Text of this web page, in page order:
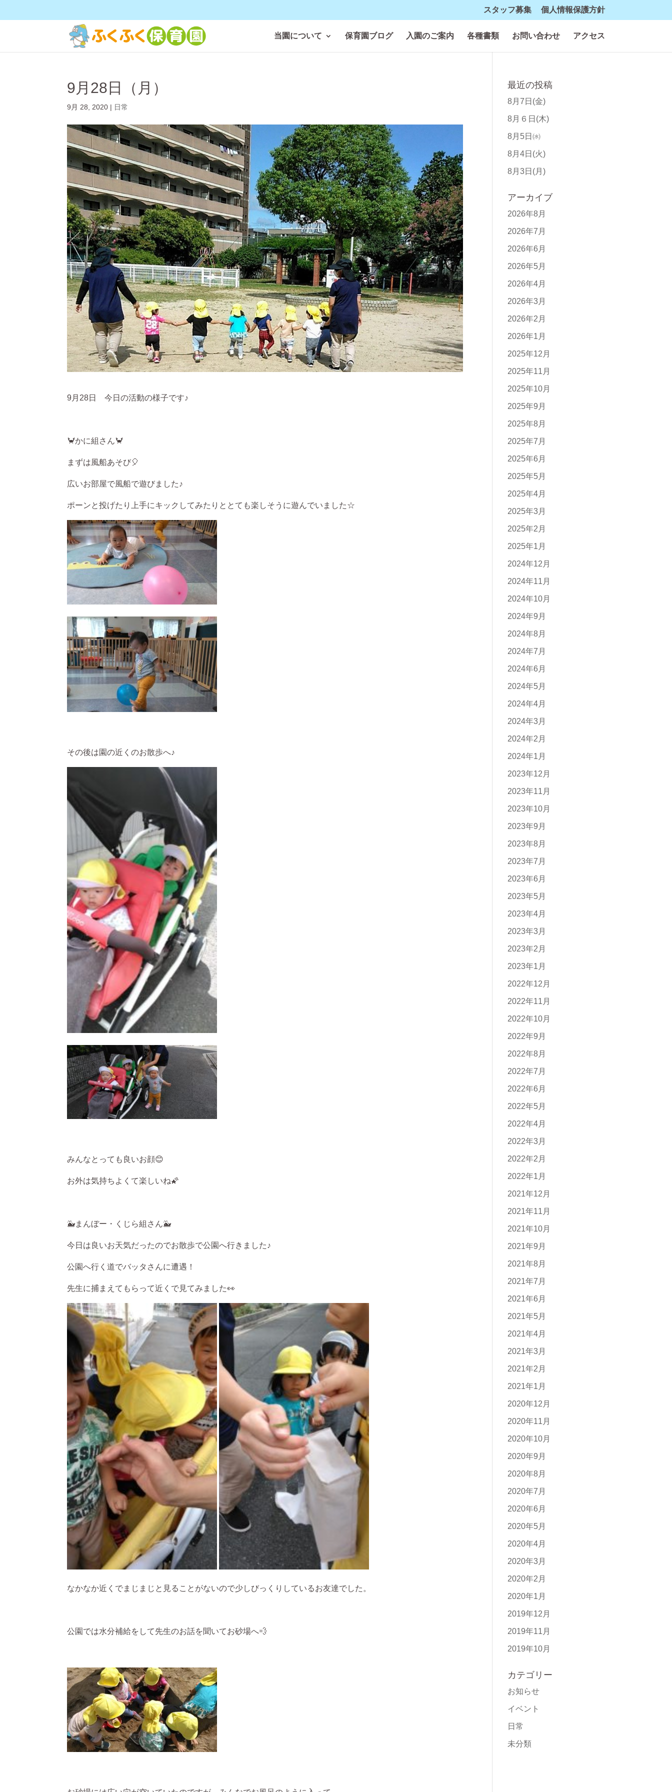
スタッフ募集 個人情報保護方針
当園について 保育園ブログ 入園のご案内 各種書類 お問い合わせ アクセス
9月28日（月）
9月 28, 2020 | 日常
9月28日 今日の活動の様子です♪
🦀かに組さん🦀
まずは風船あそび🎈
広いお部屋で風船で遊びました♪
ポーンと投げたり上手にキックしてみたりととても楽しそうに遊んでいました☆
その後は園の近くのお散歩へ♪
みんなとっても良いお顔😊
お外は気持ちよくて楽しいね🌠
🐳まんぼー・くじら組さん🐳
今日は良いお天気だったのでお散歩で公園へ行きました♪
公園へ行く道でバッタさんに遭遇！
先生に捕まえてもらって近くで見てみました👀
なかなか近くでまじまじと見ることがないので少しびっくりしているお友達でした。
公園では水分補給をして先生のお話を聞いてお砂場へ💨
最近の投稿
8月7日(金)
8月６日(木)
8月5日㈬
8月4日(火)
8月3日(月)
アーカイブ
2026年8月
2026年7月
2026年6月
2026年5月
2026年4月
2026年3月
2026年2月
2026年1月
2025年12月
2025年11月
2025年10月
2025年9月
2025年8月
2025年7月
2025年6月
2025年5月
2025年4月
2025年3月
2025年2月
2025年1月
2024年12月
2024年11月
2024年10月
2024年9月
2024年8月
2024年7月
2024年6月
2024年5月
2024年4月
2024年3月
2024年2月
2024年1月
2023年12月
2023年11月
2023年10月
2023年9月
2023年8月
2023年7月
2023年6月
2023年5月
2023年4月
2023年3月
2023年2月
2023年1月
2022年12月
2022年11月
2022年10月
2022年9月
2022年8月
2022年7月
2022年6月
2022年5月
2022年4月
2022年3月
2022年2月
2022年1月
2021年12月
2021年11月
2021年10月
2021年9月
2021年8月
2021年7月
2021年6月
2021年5月
2021年4月
2021年3月
2021年2月
2021年1月
2020年12月
2020年11月
2020年10月
2020年9月
2020年8月
2020年7月
2020年6月
2020年5月
2020年4月
2020年3月
2020年2月
2020年1月
2019年12月
2019年11月
2019年10月
カテゴリー
お知らせ
イベント
日常
未分類